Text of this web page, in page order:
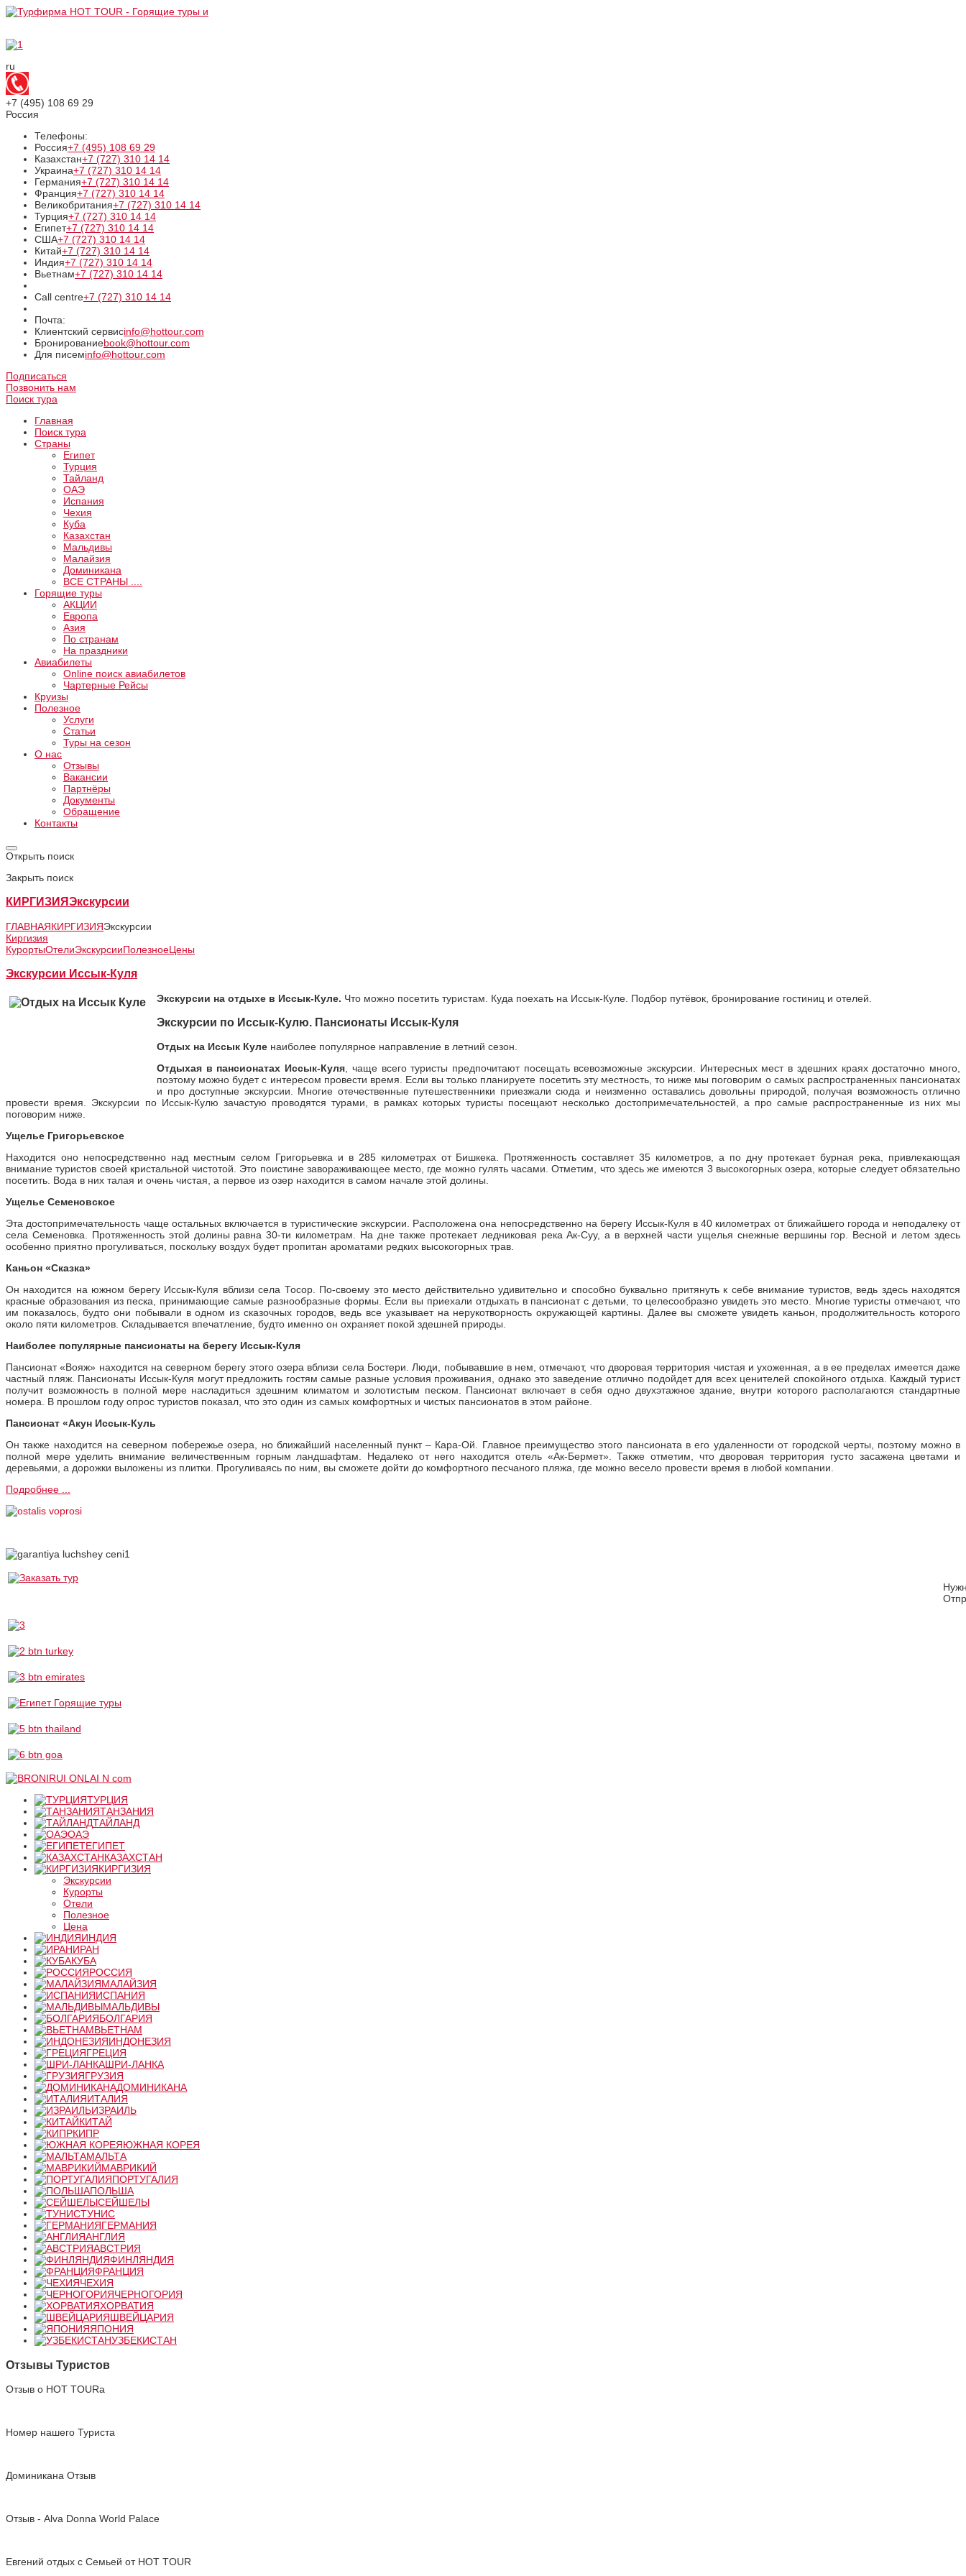
ru
+7 (495) 108 69 29
Россия
Телефоны:
Россия+7 (495) 108 69 29
Казахстан+7 (727) 310 14 14
Украина+7 (727) 310 14 14
Германия+7 (727) 310 14 14
Франция+7 (727) 310 14 14
Великобритания+7 (727) 310 14 14
Турция+7 (727) 310 14 14
Египет+7 (727) 310 14 14
США+7 (727) 310 14 14
Китай+7 (727) 310 14 14
Индия+7 (727) 310 14 14
Вьетнам+7 (727) 310 14 14
Call centre+7 (727) 310 14 14
Почта:
Клиентский сервисinfo@hottour.com
Бронированиеbook@hottour.com
Для писемinfo@hottour.com
Подписаться
Позвонить нам
Поиск тура
Главная
Поиск тура
Страны
Египет
Турция
Тайланд
ОАЭ
Испания
Чехия
Куба
Казахстан
Мальдивы
Малайзия
Доминикана
ВCE СТРАНЫ ....
Горящие туры
АКЦИИ
Европа
Азия
По странам
На праздники
Авиабилеты
Online поиск авиабилетов
Чартерные Рейсы
Круизы
Полезное
Услуги
Статьи
Туры на сезон
О нас
Отзывы
Вакансии
Партнёры
Документы
Обращение
Контакты
Открыть поиск
Закрыть поиск
КИРГИЗИЯЭкскурсии
ГЛАВНАЯКИРГИЗИЯЭкскурсии
Киргизия
КурортыОтелиЭкскурсииПолезноеЦены
Экскурсии Иссык-Куля
Экскурсии на отдыхе в Иссык-Куле. Что можно посетить туристам. Куда поехать на Иссык-Куле. Подбор путёвок, бронирование гостиниц и отелей.
Экскурсии по Иссык-Кулю. Пансионаты Иссык-Куля
Отдых на Иссык Куле наиболее популярное направление в летний сезон.
Отдыхая в пансионатах Иссык-Куля, чаще всего туристы предпочитают посещать всевозможные экскурсии. Интересных мест в здешних краях достаточно много,
поэтому можно будет с интересом провести время. Если вы только планируете посетить эту местность, то ниже мы поговорим о самых распространенных пансионатах
и про доступные экскурсии. Многие отечественные путешественники приезжали сюда и неизменно оставались довольны природой, получая возможность отлично
провести время. Экскурсии по Иссык-Кулю зачастую проводятся турами, в рамках которых туристы посещают несколько достопримечательностей, а про самые распространенные из них мы
поговорим ниже.
Ущелье Григорьевское
Находится оно непосредственно над местным селом Григорьевка и в 285 километрах от Бишкека. Протяженность составляет 35 километров, а по дну протекает бурная река, привлекающая
внимание туристов своей кристальной чистотой. Это поистине завораживающее место, где можно гулять часами. Отметим, что здесь же имеются 3 высокогорных озера, которые следует обязательно
посетить. Вода в них талая и очень чистая, а первое из озер находится в самом начале этой долины.
Ущелье Семеновское
Эта достопримечательность чаще остальных включается в туристические экскурсии. Расположена она непосредственно на берегу Иссык-Куля в 40 километрах от ближайшего города и неподалеку от
села Семеновка. Протяженность этой долины равна 30-ти километрам. На дне также протекает ледниковая река Ак-Суу, а в верхней части ущелья снежные вершины гор. Весной и летом здесь
особенно приятно прогуливаться, поскольку воздух будет пропитан ароматами редких высокогорных трав.
Каньон «Сказка»
Он находится на южном берегу Иссык-Куля вблизи села Тосор. По-своему это место действительно удивительно и способно буквально притянуть к себе внимание туристов, ведь здесь находятся
красные образования из песка, принимающие самые разнообразные формы. Если вы приехали отдыхать в пансионат с детьми, то целесообразно увидеть это место. Многие туристы отмечают, что
им показалось, будто они побывали в одном из сказочных городов, ведь все указывает на нерукотворность окружающей картины. Далее вы сможете увидеть каньон, продолжительность которого
около пяти километров. Складывается впечатление, будто именно он охраняет покой здешней природы.
Наиболее популярные пансионаты на берегу Иссык-Куля
Пансионат «Вояж» находится на северном берегу этого озера вблизи села Бостери. Люди, побывавшие в нем, отмечают, что дворовая территория чистая и ухоженная, а в ее пределах имеется даже
частный пляж. Пансионаты Иссык-Куля могут предложить гостям самые разные условия проживания, однако это заведение отлично подойдет для всех ценителей спокойного отдыха. Каждый турист
получит возможность в полной мере насладиться здешним климатом и золотистым песком. Пансионат включает в себя одно двухэтажное здание, внутри которого располагаются стандартные
номера. В прошлом году опрос туристов показал, что это один из самых комфортных и чистых пансионатов в этом районе.
Пансионат «Акун Иссык-Куль
Он также находится на северном побережье озера, но ближайший населенный пункт – Кара-Ой. Главное преимущество этого пансионата в его удаленности от городской черты, поэтому можно в
полной мере уделить внимание величественным горным ландшафтам. Недалеко от него находится отель «Ак-Бермет». Также отметим, что дворовая территория густо засажена цветами и
деревьями, а дорожки выложены из плитки. Прогуливаясь по ним, вы сможете дойти до комфортного песчаного пляжа, где можно весело провести время в любой компании.
Подробнее ...
ТУРЦИЯ
ТАНЗАНИЯ
ТАЙЛАНД
ОАЭ
ЕГИПЕТ
КАЗАХСТАН
КИРГИЗИЯ
Экскурсии
Курорты
Отели
Полезное
Цена
ИНДИЯ
ИРАН
КУБА
РОССИЯ
МАЛАЙЗИЯ
ИСПАНИЯ
МАЛЬДИВЫ
БОЛГАРИЯ
ВЬЕТНАМ
ИНДОНЕЗИЯ
ГРЕЦИЯ
ШРИ-ЛАНКА
ГРУЗИЯ
ДОМИНИКАНА
ИТАЛИЯ
ИЗРАИЛЬ
КИТАЙ
КИПР
ЮЖНАЯ КОРЕЯ
МАЛЬТА
МАВРИКИЙ
ПОРТУГАЛИЯ
ПОЛЬША
СЕЙШЕЛЫ
ТУНИС
ГЕРМАНИЯ
АНГЛИЯ
АВСТРИЯ
ФИНЛЯНДИЯ
ФРАНЦИЯ
ЧЕХИЯ
ЧЕРНОГОРИЯ
ХОРВАТИЯ
ШВЕЙЦАРИЯ
ЯПОНИЯ
УЗБЕКИСТАН
Отзывы Туристов
Отзыв о HOT TOURа
Номер нашего Туриста
Доминикана Отзыв
Отзыв - Alva Donna World Palace
Евгений отдых с Cемьей от HOT TOUR